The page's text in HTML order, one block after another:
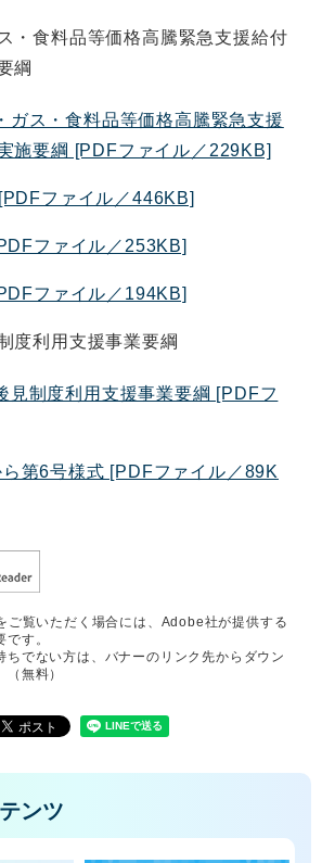
・食料品等価格高騰緊急支援給付
綱
ガス・食料品等価格高騰緊急支援
施要綱 [PDFファイル／229KB]
ファイル／446KB]
ファイル／253KB]
ファイル／194KB]
度利用支援事業要綱
見制度利用支援事業要綱 [PDFフ
第6号様式 [PDFファイル／89K
ご覧いただく場合には、Adobe社が提供する
す。
でない方は、バナーのリンク先からダウン
無料）
ンツ